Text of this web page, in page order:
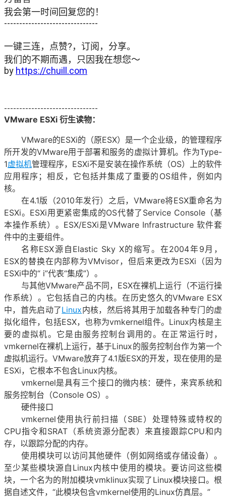
我会第一时间回复您的！
-------------------------------
一键三连，点赞?，订阅，分享。
我们的不期而遇，只因我在想您～
by https://chuill.com
-------------------------------
VMware ESXi 衍生读物：
VMware的ESXi的（原ESX）是一个企业级，的管理程序
所开发的VMware用于部署和服务的虚拟计算机。作为Type-
1虚拟机管理程序，ESXi不是安装在操作系统（OS）上的软件
应用程序；相反，它包括并集成了重要的OS组件，例如内
核。
在4.1版（2010年发行）之后，VMware将ESX重命名为
ESXi。ESXi用更紧密集成的OS代替了Service Console（基
本操作系统）。ESX/ESXi是VMware Infrastructure 软件套
件中的主要组件。
名称ESX源自Elastic Sky X的缩写。在2004年9月，
ESX的替换在内部称为VMvisor，但后来更改为ESXi（因为
ESXi中的“ i”代表“集成”）。
与其他VMware产品不同，ESX在裸机上运行（不运行操
作系统）。它包括自己的内核。在历史悠久的VMware ESX
中，首先启动了Linux内核，然后将其用于加载各种专门的虚
拟化组件，包括ESX，也称为vmkernel组件。Linux内核是主
要的虚拟机。它是由服务控制台调用的。在正常运行时，
vmkernel在裸机上运行，基于Linux的服务控制台作为第一个
虚拟机运行。VMware放弃了4.1版ESX的开发，现在使用的是
ESXi，它根本不包含Linux内核。
vmkernel是具有三个接口的微内核：硬件，来宾系统和
服务控制台（Console OS）。
硬件接口
vmkernel使用执行前扫描（SBE）处理特殊或特权的
CPU指令和SRAT（系统资源分配表）来直接跟踪CPU和内
存，以跟踪分配的内存。
使用模块可以访问其他硬件（例如网络或存储设备）。
至少某些模块源自Linux内核中使用的模块。要访问这些模
块，一个名为的附加模块vmklinux实现了Linux模块接口。根
据自述文件，“此模块包含vmkernel使用的Linux仿真层。”